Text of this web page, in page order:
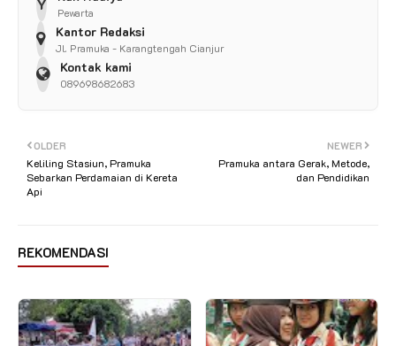
Pewarta
Kantor Redaksi
Jl. Pramuka - Karangtengah Cianjur
Kontak kami
089698682683
NEWER
Pramuka antara Gerak, Metode,
dan Pendidikan
OLDER
Keliling Stasiun, Pramuka
Sebarkan Perdamaian di Kereta
Api
REKOMENDASI